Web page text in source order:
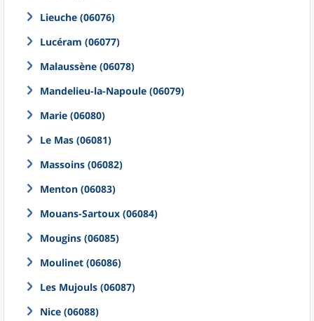
Lieuche (06076)
Lucéram (06077)
Malaussène (06078)
Mandelieu-la-Napoule (06079)
Marie (06080)
Le Mas (06081)
Massoins (06082)
Menton (06083)
Mouans-Sartoux (06084)
Mougins (06085)
Moulinet (06086)
Les Mujouls (06087)
Nice (06088)